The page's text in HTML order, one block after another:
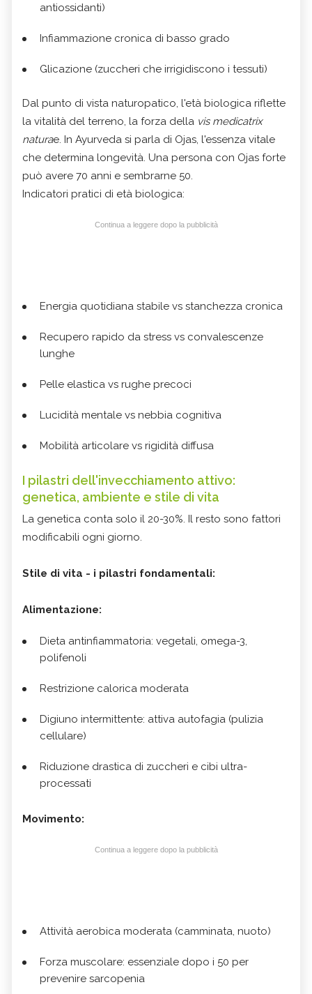
antiossidanti)
Infiammazione cronica di basso grado
Glicazione (zuccheri che irrigidiscono i tessuti)
Dal punto di vista naturopatico, l'età biologica riflette
la vitalità del terreno, la forza della vis medicatrix
naturae. In Ayurveda si parla di Ojas, l'essenza vitale
che determina longevità. Una persona con Ojas forte
può avere 70 anni e sembrarne 50.
Indicatori pratici di età biologica:
Continua a leggere dopo la pubblicità
Energia quotidiana stabile vs stanchezza cronica
Recupero rapido da stress vs convalescenze
lunghe
Pelle elastica vs rughe precoci
Lucidità mentale vs nebbia cognitiva
Mobilità articolare vs rigidità diffusa
I pilastri dell'invecchiamento attivo:
genetica, ambiente e stile di vita
La genetica conta solo il 20-30%. Il resto sono fattori
modificabili ogni giorno.
Stile di vita - i pilastri fondamentali:
Alimentazione:
Dieta antinfiammatoria: vegetali, omega-3,
polifenoli
Restrizione calorica moderata
Digiuno intermittente: attiva autofagia (pulizia
cellulare)
Riduzione drastica di zuccheri e cibi ultra-
processati
Movimento:
Continua a leggere dopo la pubblicità
Attività aerobica moderata (camminata, nuoto)
Forza muscolare: essenziale dopo i 50 per
prevenire sarcopenia